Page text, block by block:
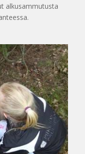
alkusammutusta